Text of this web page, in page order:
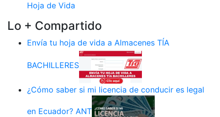
Hoja de Vida
Lo + Compartido
Envía tu hoja de vida a Almacenes TÍA
BACHILLERES
¿Cómo saber si mi licencia de conducir es legal
en Ecuador? ANT